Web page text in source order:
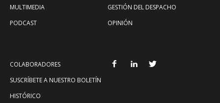
MULTIMEDIA
PODCAST
GESTIÓN DEL DESPACHO
OPINIÓN
COLABORADORES
SUSCRÍBETE A NUESTRO BOLETÍN
HISTÓRICO